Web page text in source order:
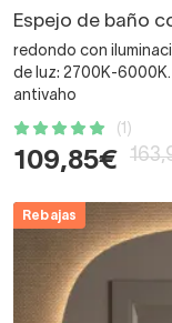
Espejo de baño
redondo con
de luz: 2700K-
antivaho
(1)
109,85€
Rebajas